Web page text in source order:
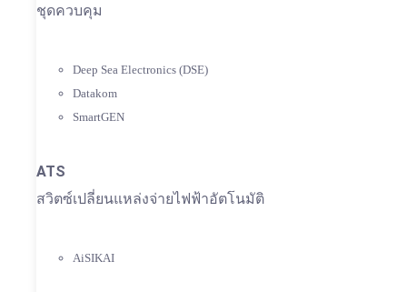
ชุดควบคุม
Deep Sea Electronics (DSE)
Datakom
SmartGEN
ATS
สวิตซ์เปลี่ยนแหล่งจ่ายไฟฟ้าอัตโนมัติ
AiSIKAI